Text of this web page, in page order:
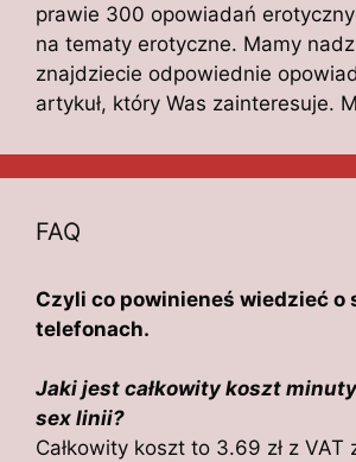
prawie 300 opowiadań
na tematy erotyczne. Mamy
znajdziecie odpowiednie
artykuł, który Was zainteresuje.
FAQ
Czyli co powinieneś wiedzieć o
telefonach.
Jaki jest całkowity koszt
sex linii?
Całkowity koszt to 3.69 zł z VAT